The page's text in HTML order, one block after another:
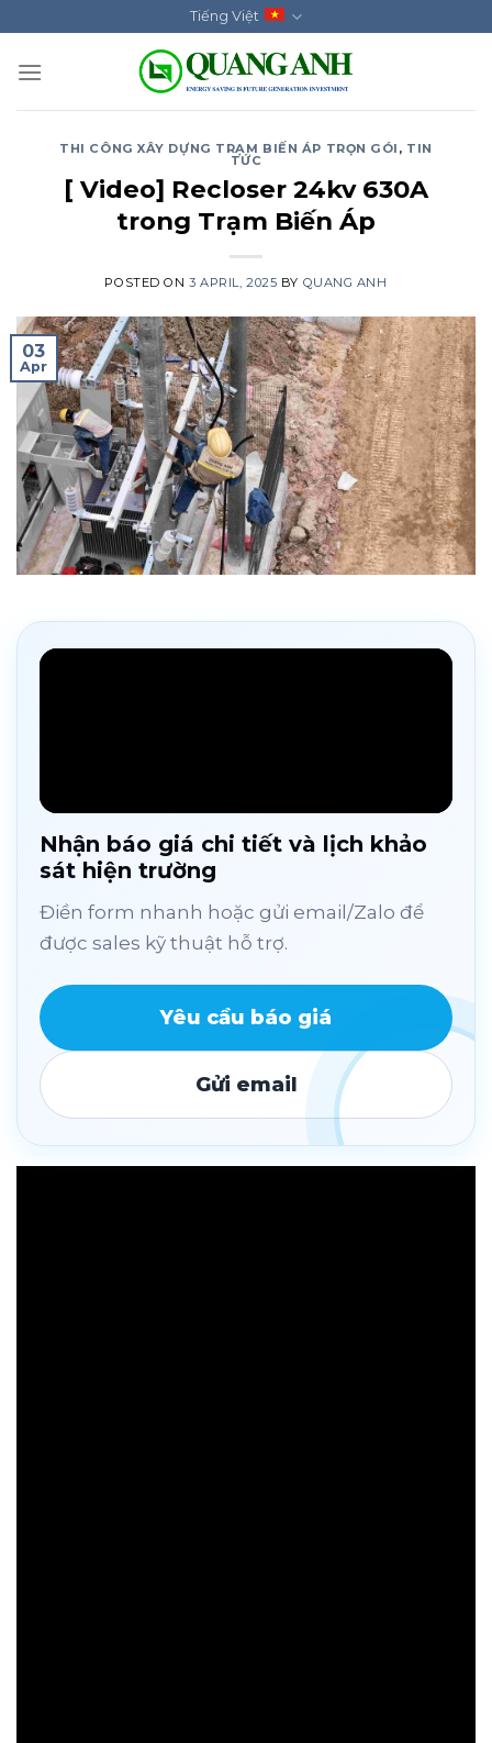
to
content
Tiếng Việt
THI CÔNG XÂY DỰNG TRẠM BIẾN ÁP TRỌN GÓI , TIN
TỨC
[ Video] Recloser 24kv 630A
trong Trạm Biến Áp
POSTED ON3 APRIL, 2025 BY QUANG ANH
03
Apr
Nhận báo giá chi tiết và lịch khảo
sát hiện trường
Điền form nhanh hoặc gửi email/Zalo để
được sales kỹ thuật hỗ trợ.
Yêu cầu báo giá
Gửi email